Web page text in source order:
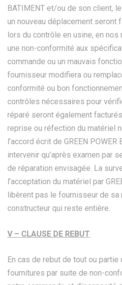
BATIMENT et/ou de son client,
un nouveau déplacement seront
lors du contrôle en usine, en nos
une non-conformité aux
commande ou un mauvais
fournisseur modifiera ou
conformité ou bon
contrôles nécessaires pour
réparé seront également
reprise ou réfection du matériel
l’accord écrit de GREEN POWER
intervenir qu’après examen par
de réparation envisagée. La
l’acceptation du matériel par
libèrent pas le fournisseur de
constructeur qui reste entière.
V – CLAUSE DE REBUT
En cas de rebut de tout ou
fournitures par suite de non-